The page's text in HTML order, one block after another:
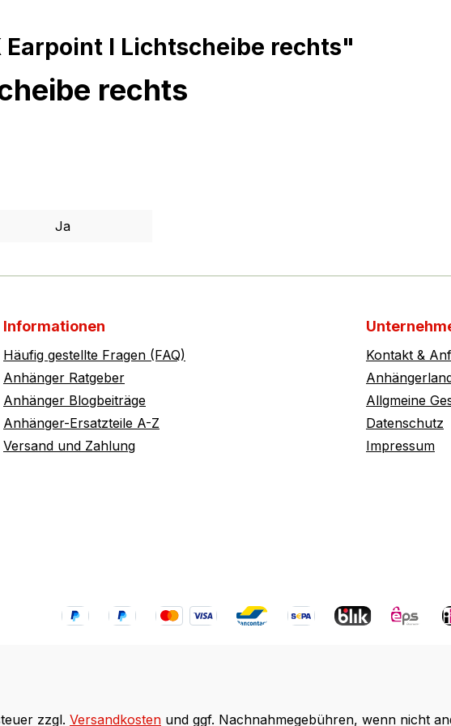
I Lichtscheibe rechts"
rechts
Ja
Informationen
Häufig gestellte Fragen (FAQ)
Anhänger Ratgeber
Anhänger Blogbeiträge
Anhänger-Ersatzteile A-Z
Versand und Zahlung
Kontakt &
Allgmeine
Datenschutz
Impressum
zzgl. Versandkosten und ggf. Nachnahmegebühren, wenn nicht